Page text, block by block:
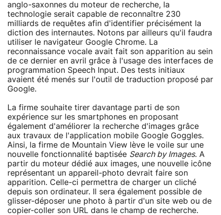
anglo-saxonnes du moteur de recherche, la
technologie serait capable de reconnaître 230
milliards de requêtes afin d'identifier précisément la
diction des internautes. Notons par ailleurs qu'il faudra
utiliser le navigateur Google Chrome. La
reconnaissance vocale avait fait son apparition au sein
de ce dernier en avril grâce à l'usage des interfaces de
programmation Speech Input. Des tests initiaux
avaient été menés sur l'outil de traduction proposé par
Google.
La firme souhaite tirer davantage parti de son
expérience sur les smartphones en proposant
également d'améliorer la recherche d'images grâce
aux travaux de l'application mobile Google Goggles.
Ainsi, la firme de Mountain View lève le voile sur une
nouvelle fonctionnalité baptisée Search by Images. A
partir du moteur dédié aux images, une nouvelle icône
représentant un appareil-photo devrait faire son
apparition. Celle-ci permettra de charger un cliché
depuis son ordinateur. Il sera également possible de
glisser-déposer une photo à partir d'un site web ou de
copier-coller son URL dans le champ de recherche.